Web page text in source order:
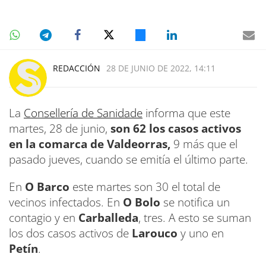
REDACCIÓN 28 DE JUNIO DE 2022, 14:11
La Consellería de Sanidade informa que este
martes, 28 de junio, son 62 los casos activos
en la comarca de Valdeorras, 9 más que el
pasado jueves, cuando se emitía el último parte.
En O Barco este martes son 30 el total de
vecinos infectados. En O Bolo se notifica un
contagio y en Carballeda, tres. A esto se suman
los dos casos activos de Larouco y uno en
Petín.